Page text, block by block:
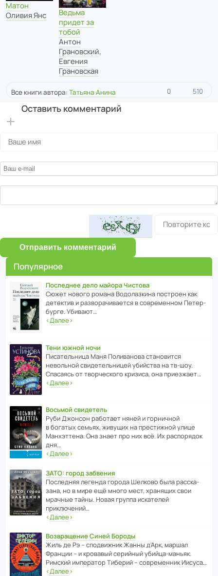
Матон
Оливия Янс
Ведьма
придет за
тобой
Антон
Грановский,
Евгения
Грановская
Все книги автора: Татьяна Анина 0 510
Оставить комментарий
Отправить комментарий
Популярное
Последнее дело майора Чистова
Сюжет нового романа Водо­ла­з­кина пост­роен как
дете­ктив и разво­ра­чи­ва­ется в совре­менном Пете­р­
бурге. Убивают…
‹Далее›
Тени южной ночи
Писа­тель­ница Маня Поли­ва­нова стано­вится
невольной свиде­тель­ницей убийства на тв-шоу.
Спасаясь от твор­че­с­кого кризиса, она приезжает…
‹Далее›
Восьмой свидетель
Руби Джонсон рабо­тает няней и горни­чной
в богатых семьях, живущих на прес­ти­жной улице
Манх­эт­тена. Она знает про них всё. Их распо­рядок
дня…
‹Далее›
ЗАТО: город забвения
После­дняя легенда города Шелково была расска­
зана, но в мире ещё много мест, хранящих свои
мрачные тайны. Новая группа иска­телей
приключений…
‹Далее›
Возвращение Синей Бороды
Жиль де Рэ – спод­ви­жник Жанны д’Арк, маршал
Франции – и кровавый серийный убийца-маньяк.
Римский импе­ратор Тиберий – совре­менник Иисуса…
‹Далее›